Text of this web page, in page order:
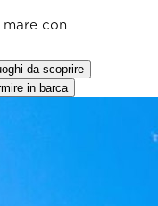
con
da scoprire
in barca